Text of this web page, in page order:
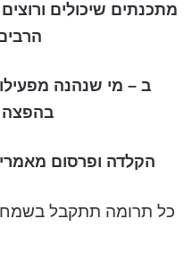
מתכנתים שיכולים
ב – מי שנהנה
בהפצה
הקלדה ופרסום
כל תרומה תתקבל